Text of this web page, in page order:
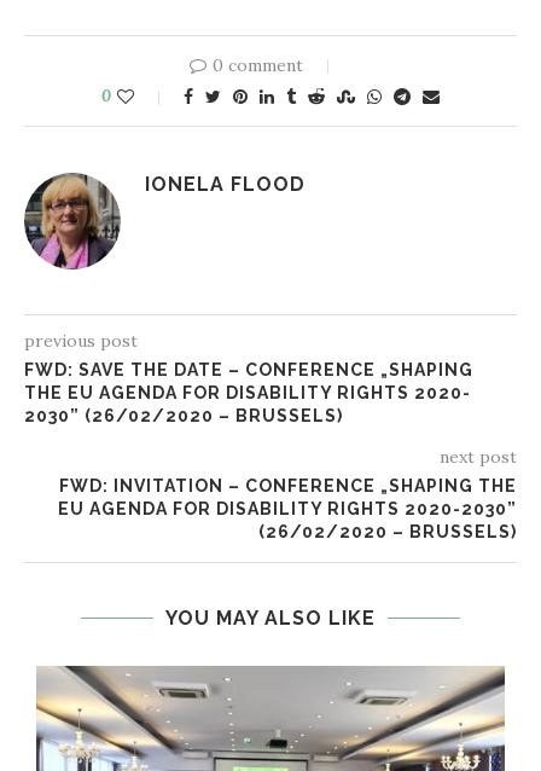
0 comment
0
IONELA FLOOD
previous post
FWD: SAVE THE DATE – CONFERENCE „SHAPING
THE EU AGENDA FOR DISABILITY RIGHTS 2020-
2030” (26/02/2020 – BRUSSELS)
next post
FWD: INVITATION – CONFERENCE „SHAPING THE
EU AGENDA FOR DISABILITY RIGHTS 2020-2030”
(26/02/2020 – BRUSSELS)
YOU MAY ALSO LIKE